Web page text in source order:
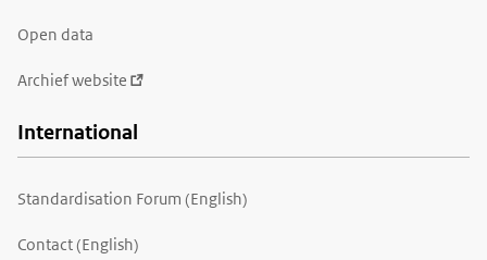
Open data
Archief website
International
Standardisation Forum (English)
Contact (English)